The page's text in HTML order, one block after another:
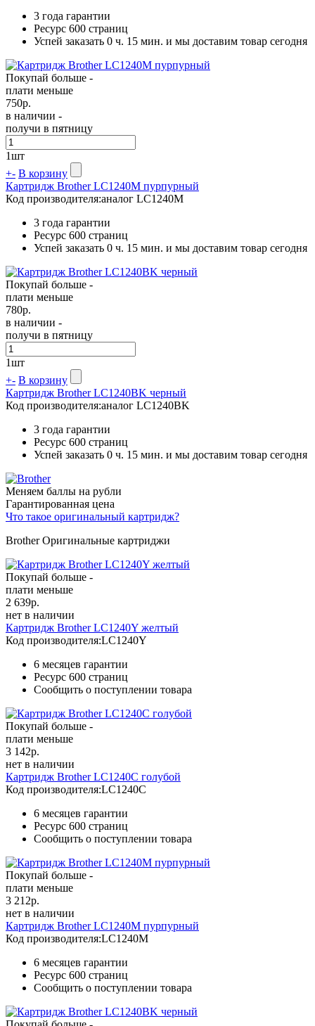
3 года гарантии
Ресурс 600 страниц
Успей заказать 0 ч. 15 мин. и мы доставим товар сегодня
Покупай больше -
плати меньше
750р.
в наличии -
получи в пятницу
1шт
+- В корзину
Картридж Brother LC1240M пурпурный
Код производителя:аналог LC1240M
3 года гарантии
Ресурс 600 страниц
Успей заказать 0 ч. 15 мин. и мы доставим товар сегодня
Покупай больше -
плати меньше
780р.
в наличии -
получи в пятницу
1шт
+- В корзину
Картридж Brother LC1240BK черный
Код производителя:аналог LC1240BK
3 года гарантии
Ресурс 600 страниц
Успей заказать 0 ч. 15 мин. и мы доставим товар сегодня
Меняем баллы на рубли
Гарантированная цена
Что такое оригинальный картридж?
Brother Оригинальные картриджи
Покупай больше -
плати меньше
2 639р.
нет в наличии
Картридж Brother LC1240Y желтый
Код производителя:LC1240Y
6 месяцев гарантии
Ресурс 600 страниц
Сообщить о поступлении товара
Покупай больше -
плати меньше
3 142р.
нет в наличии
Картридж Brother LC1240C голубой
Код производителя:LC1240C
6 месяцев гарантии
Ресурс 600 страниц
Сообщить о поступлении товара
Покупай больше -
плати меньше
3 212р.
нет в наличии
Картридж Brother LC1240M пурпурный
Код производителя:LC1240M
6 месяцев гарантии
Ресурс 600 страниц
Сообщить о поступлении товара